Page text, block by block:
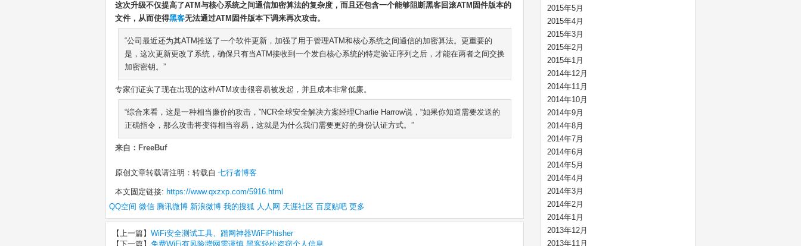
这次升级不仅提高了ATM与核心系统之间通信加密算法的复杂度，而且还包含一个能够阻断黑客回滚ATM固件版本的
文件，从而使得黑客无法通过ATM固件版本下调来再次攻击。
“公司最近还为其ATM推送了一个软件更新，加强了用于管理ATM和核心系统之间通信的加密算法。更重要的
是，这次更新更改了系统，确保只有当ATM接收到一个发自核心系统的特定验证序列之后，才能在两者之间交换
加密密钥。”
专家们证实了现在出现的这种ATM攻击很容易被发起，并且成本非常低廉。
“综合来看，这是一种相当廉价的攻击，”NCR全球安全解决方案经理Charlie Harrow说，“如果你知道需要发送的
正确指令，那么攻击将变得相当容易，这就是为什么我们需要更好的身份认证方式。”
来自：FreeBuf
原创文章转载请注明：转载自 七行者博客
本文固定链接: https://www.qxzxp.com/5916.html
QQ空间 微信 腾讯微博 新浪微博 我的搜狐 人人网 天涯社区 百度贴吧 更多
【上一篇】 WiFi安全测试工具、蹭网神器WiFiPhisher
【下一篇】 免费WiFi有风险蹭网需谨慎 黑客轻松盗窃个人信息
2015年5月
2015年4月
2015年3月
2015年2月
2015年1月
2014年12月
2014年11月
2014年10月
2014年9月
2014年8月
2014年7月
2014年6月
2014年5月
2014年4月
2014年3月
2014年2月
2014年1月
2013年12月
2013年11月